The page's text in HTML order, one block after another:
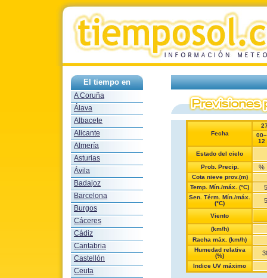
El tiempo en
A Coruña
Álava
Albacete
Alicante
Almería
Asturias
Ávila
Badajoz
Barcelona
Burgos
Cáceres
Cádiz
Cantabria
Castellón
Ceuta
Fecha
00–
12
Estado del cielo
Prob. Precip.
%
Cota nieve prov.(m)
Temp. Mín./máx. (°C)
5
Sen. Térm. Mín./máx.
(°C)
5
Viento
(km/h)
Racha máx. (km/h)
Humedad relativa
(%)
Indice UV máximo